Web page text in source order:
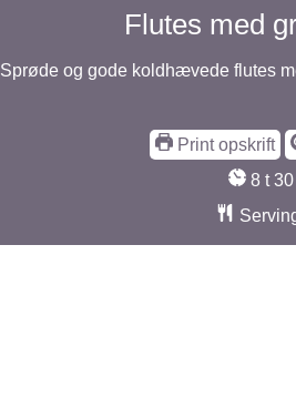
Flutes med
Sprøde og gode koldhævede flutes
Print opskrift
8timer
t 30